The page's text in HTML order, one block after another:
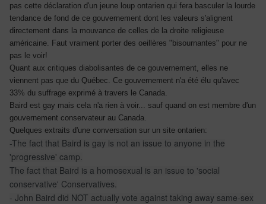
pas cette déclaration d'un jeune loup ontarien qui fera basculer la lourde
tendance de fond de ce gouvernement dont les valeurs s'alignent
directement dans la mouvance de celles de la droite religieuse
américaine. Faut vraiment porter des oeillères "bisournantes" pour ne
pas le voir!
Quant aux critiques diabolisantes de ce gouvernement, elles ne
viennent pas que du Québec. Ce gouvernement n'a été élu qu'avec
33% du suffrage exprimé à travers le Canada.
Baird est gay mais cela n'a rien à voir... sauf quand on est membre d'un
gouvernement conservateur au Canada.
Quelques extraits d'une conversation sur un site ontarien:
-The fact that Baird is gay is not an issue to anyone in the
'progressive' camp.
The fact that Baird is a homosexual is an issue to 'social
conservative' Conservatives.
- John Baird did NOT actually vote against taking away same-sex